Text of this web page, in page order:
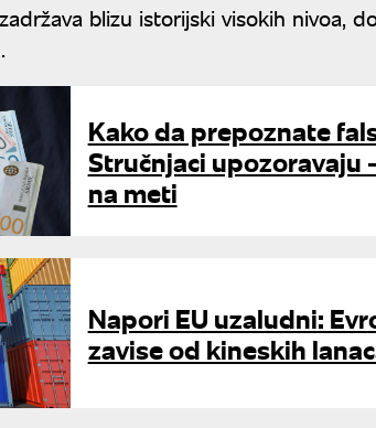
blizu istorijski visokih nivoa,
Kako da prepoznate
Stručnjaci upozoravaju
na meti
Napori EU uzaludni:
zavise od kineskih